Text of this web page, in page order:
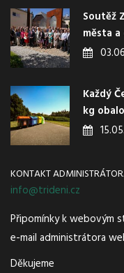
Soutěž
města
Každý
kg
KONTAKT
info@trideni.cz
Připomínky k webovým
e-mail administrátora
Děkujeme